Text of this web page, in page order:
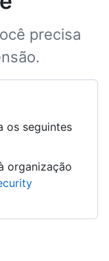
precisa
os seguintes
organização